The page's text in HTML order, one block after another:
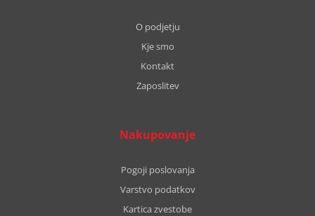
O podjetju
Kje smo
Kontakt
Zaposlitev
Nakupovanje
Pogoji poslovanja
Varstvo podatkov
Kartica zvestobe